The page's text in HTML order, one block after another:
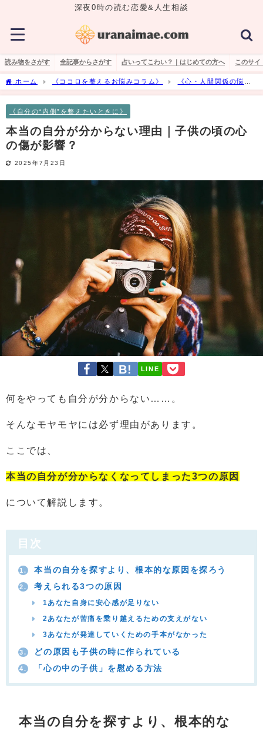
深夜0時の読む恋愛&人生相談
読み物をさがす 全記事からさがす 占いってこわい？｜はじめての方へ このサイ
ホーム 《ココロを整えるお悩みコラム》
《心・人間関係の悩
み》
《自分の“内側”を整えたいときに》
本当の自分が分からない理
《自分の“内側”を整えたいときに》
本当の自分が分からない理由｜子供の頃の心
の傷が影響？
2025年7月23日
LINE
何をやっても自分が分からない……。
そんなモヤモヤには必ず理由があります。
ここでは、
本当の自分が分からなくなってしまった3つの原因
について解説します。
目次
1. 本当の自分を探すより、根本的な原因を探ろう
2. 考えられる3つの原因
1あなた自身に安心感が足りない
2あなたが苦痛を乗り越えるための支えがない
3あなたが発達していくための手本がなかった
3. どの原因も子供の時に作られている
4. 「心の中の子供」を慰める方法
本当の自分を探すより、根本的な